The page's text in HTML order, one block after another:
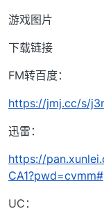
游戏图片
下载链接
FM转百度：
https://jmj.cc/s/
迅雷：
https://
CA1?pwd=cvmm#
UC：